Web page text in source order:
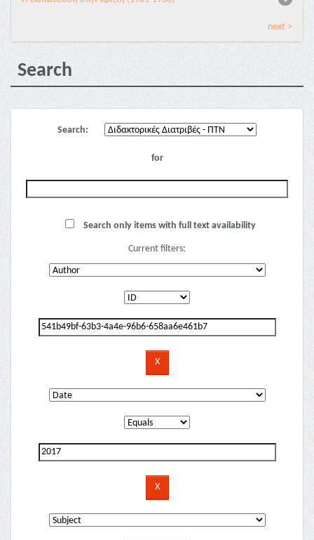
next >
Search
Search:
for
Search only items with full text availability
Current filters: